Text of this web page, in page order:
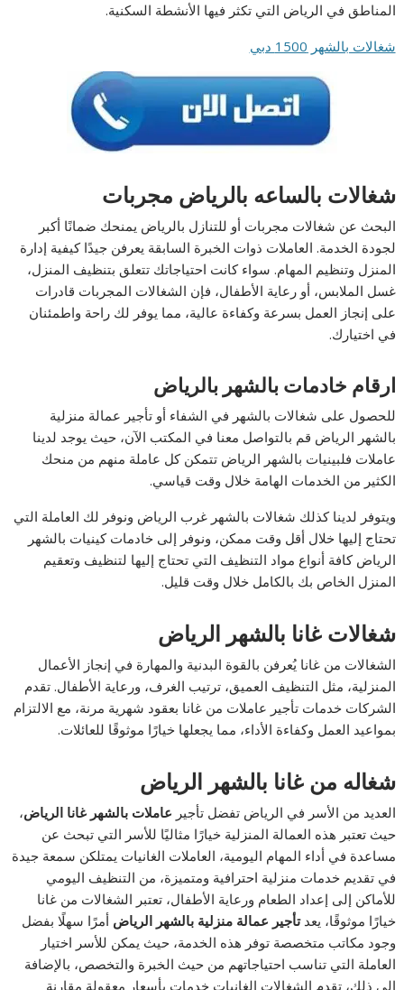
المناطق في الرياض التي تكثر فيها الأنشطة السكنية.
شغالات بالشهر 1500 دبي
شغالات بالساعه بالرياض مجربات
البحث عن شغالات مجربات أو للتنازل بالرياض يمنحك ضمانًا أكبر
لجودة الخدمة. العاملات ذوات الخبرة السابقة يعرفن جيدًا كيفية إدارة
المنزل وتنظيم المهام. سواء كانت احتياجاتك تتعلق بتنظيف المنزل،
غسل الملابس، أو رعاية الأطفال، فإن الشغالات المجربات قادرات
على إنجاز العمل بسرعة وكفاءة عالية، مما يوفر لك راحة واطمئنان
في اختيارك.
ارقام خادمات بالشهر بالرياض
للحصول على شغالات بالشهر في الشفاء أو تأجير عمالة منزلية
بالشهر الرياض قم بالتواصل معنا في المكتب الآن، حيث يوجد لدينا
عاملات فلبينيات بالشهر الرياض تتمكن كل عاملة منهم من منحك
الكثير من الخدمات الهامة خلال وقت قياسي.
ويتوفر لدينا كذلك شغالات بالشهر غرب الرياض ونوفر لك العاملة التي
تحتاج إليها خلال أقل وقت ممكن، ونوفر إلى خادمات كينيات بالشهر
الرياض كافة أنواع مواد التنظيف التي تحتاج إليها لتنظيف وتعقيم
المنزل الخاص بك بالكامل خلال وقت قليل.
شغالات غانا بالشهر الرياض
الشغالات من غانا يُعرفن بالقوة البدنية والمهارة في إنجاز الأعمال
المنزلية، مثل التنظيف العميق، ترتيب الغرف، ورعاية الأطفال. تقدم
الشركات خدمات تأجير عاملات من غانا بعقود شهرية مرنة، مع الالتزام
بمواعيد العمل وكفاءة الأداء، مما يجعلها خيارًا موثوقًا للعائلات.
شغاله من غانا بالشهر الرياض
العديد من الأسر في الرياض تفضل تأجير عاملات بالشهر غانا الرياض،
حيث تعتبر هذه العمالة المنزلية خيارًا مثاليًا للأسر التي تبحث عن
مساعدة في أداء المهام اليومية، العاملات الغانيات يمتلكن سمعة جيدة
في تقديم خدمات منزلية احترافية ومتميزة، من التنظيف اليومي
للأماكن إلى إعداد الطعام ورعاية الأطفال، تعتبر الشغالات من غانا
خيارًا موثوقًا، يعدتأجير عمالة منزلية بالشهر الرياض أمرًا سهلًا بفضل
وجود مكاتب متخصصة توفر هذه الخدمة، حيث يمكن للأسر اختيار
العاملة التي تناسب احتياجاتهم من حيث الخبرة والتخصص، بالإضافة
إلى ذلك، تقدم الشغالات الغانيات خدمات بأسعار معقولة مقارنة